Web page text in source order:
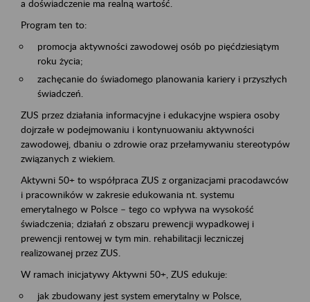
a doświadczenie ma realną wartość.
Program ten to:
promocja aktywności zawodowej osób po pięćdziesiątym
roku życia;
zachęcanie do świadomego planowania kariery i przyszłych
świadczeń.
ZUS przez działania informacyjne i edukacyjne wspiera osoby
dojrzałe w podejmowaniu i kontynuowaniu aktywności
zawodowej, dbaniu o zdrowie oraz przełamywaniu stereotypów
związanych z wiekiem.
Aktywni 50+ to współpraca ZUS z organizacjami pracodawców
i pracowników w zakresie edukowania nt. systemu
emerytalnego w Polsce – tego co wpływa na wysokość
świadczenia; działań z obszaru prewencji wypadkowej i
prewencji rentowej w tym min. rehabilitacji leczniczej
realizowanej przez ZUS.
W ramach inicjatywy Aktywni 50+, ZUS edukuje:
jak zbudowany jest system emerytalny w Polsce,